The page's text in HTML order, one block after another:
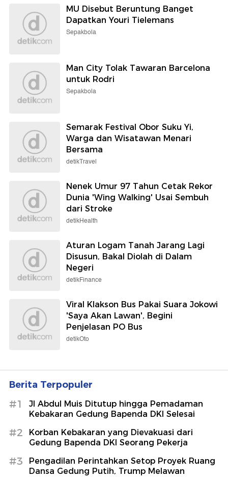
MU Disebut Beruntung Banget
Dapatkan Youri Tielemans
Sepakbola
Man City Tolak Tawaran Barcelona
untuk Rodri
Sepakbola
Semarak Festival Obor Suku Yi,
Warga dan Wisatawan Menari
Bersama
detikTravel
Nenek Umur 97 Tahun Cetak Rekor
Dunia 'Wing Walking' Usai Sembuh
dari Stroke
detikHealth
Aturan Logam Tanah Jarang Lagi
Disusun, Bakal Diolah di Dalam
Negeri
detikFinance
Viral Klakson Bus Pakai Suara Jokowi
'Saya Akan Lawan', Begini
Penjelasan PO Bus
detikOto
Berita Terpopuler
#1
Jl Abdul Muis Ditutup hingga Pemadaman
Kebakaran Gedung Bapenda DKI Selesai
#2
Korban Kebakaran yang Dievakuasi dari
Gedung Bapenda DKI Seorang Pekerja
#3
Pengadilan Perintahkan Setop Proyek Ruang
Dansa Gedung Putih, Trump Melawan